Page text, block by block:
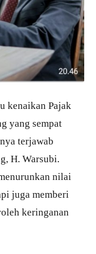
kenaikan Pajak
yang sempat
terjawab
H. Warsubi.
nilai
juga memberi
keringanan